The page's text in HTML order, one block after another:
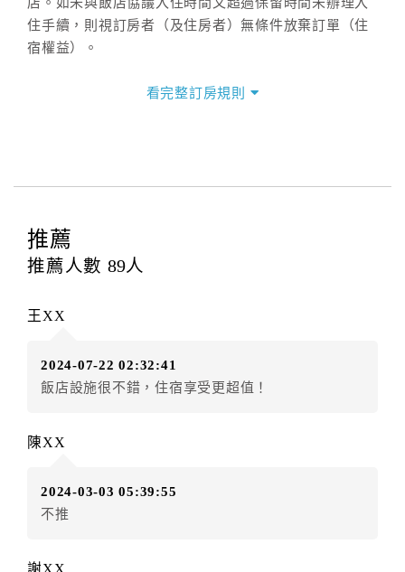
住手續，則視訂房者（及住房者）無條件放棄訂單（住
宿權益）。
四、訂單異動
提出申辦不得異動訂單。
每筆訂單異動限定
辦理取消退款。
房者應補足差額。（限原訂飯店）
房者不得要求退其差額。（限原訂飯店）
額3個月
．訂房者使用「保留住宿金額」時，請注意！為避免飯
店客滿，敬請及早計畫，如逾時未提出申辦，視同無條
．每筆訂單異動限定乙次，限原訂飯店，異動完成後不
看完整訂房規則
推薦
推薦人數 89人
王XX
2024-07-22 02:32:41
飯店設施很不錯，住宿享受更超值！
陳XX
2024-03-03 05:39:55
不推
謝XX